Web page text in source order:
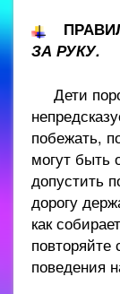
ЗА РУКУ.
Дети
побежать,
могут быть
допустить
дорогу
как
повторяйте
поведения